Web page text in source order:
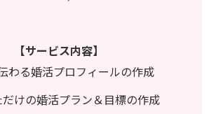
【サービス内容】
わる婚活プロフィールの作成
けの婚活プラン＆目標の作成